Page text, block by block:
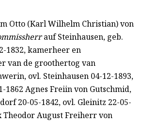
Otto (Karl Wilhelm Christian) von
auf Steinhausen, geb.
1832, kamerheer en
van de groothertog van
ovl. Steinhausen 04-12-1893,
1862 Agnes Freiin von Gutschmid,
20-05-1842, ovl. Gleinitz 22-05-
Theodor August Freiherr von